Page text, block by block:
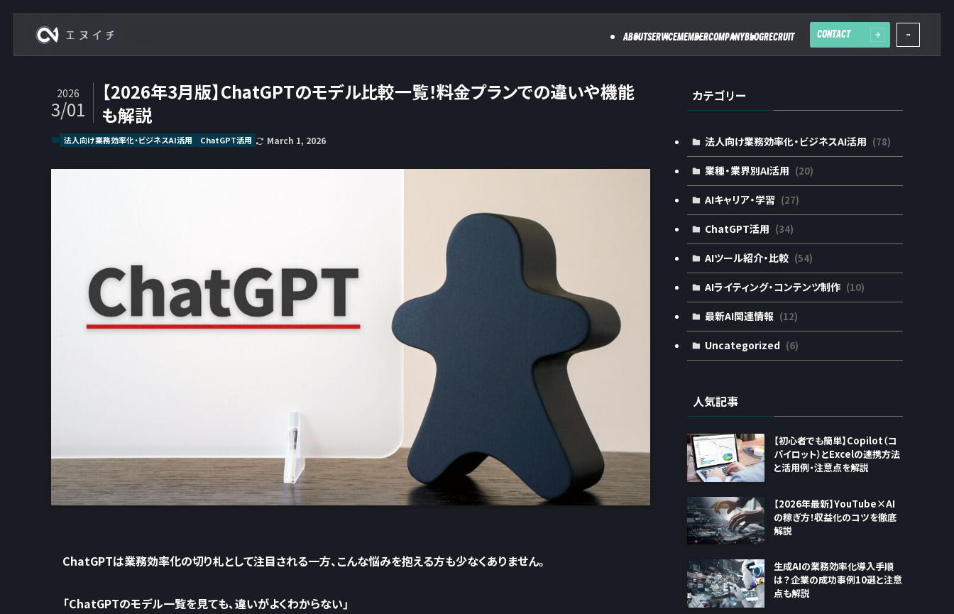
ABOUTSERVICEMEMBERCOMPANYBLOGRECRUIT CONTACT
【2026年3月版】ChatGPTのモデル比較一覧！料金プランでの違いや機能
も解説
2026
3/01
法人向け業務効率化・ビジネスAI活用 ChatGPT活用 March 1, 2026
ChatGPTは業務効率化の切り札として注目される一方、こんな悩みを抱える方も少なくありません。
「ChatGPTのモデル一覧を見ても、違いがよくわからない」
カテゴリー
法人向け業務効率化・ビジネスAI活用 (78)
業種・業界別AI活用 (20)
AIキャリア・学習 (27)
ChatGPT活用 (34)
AIツール紹介・比較 (54)
AIライティング・コンテンツ制作 (10)
最新AI関連情報 (12)
Uncategorized (6)
人気記事
【初心者でも簡単】Copilot（コ
パイロット）とExcelの連携方法
と活用例・注意点を解説
【2026年最新】YouTube×AI
の稼ぎ方！収益化のコツを徹底
解説
生成AIの業務効率化導入手順
は？企業の成功事例10選と注意
点も解説